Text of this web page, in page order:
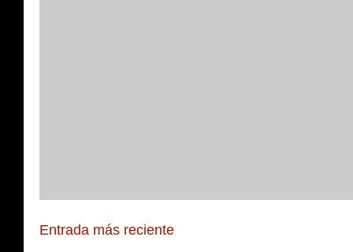
Entrada más reciente